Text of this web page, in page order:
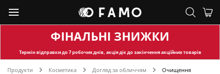
ФІНАЛЬНІ ЗНИЖКИ
Термін відправкидо 7 робочих днів, акція діє до закінчення акційних товарів
Продукти Косметика Догляд за обличчям Очищення